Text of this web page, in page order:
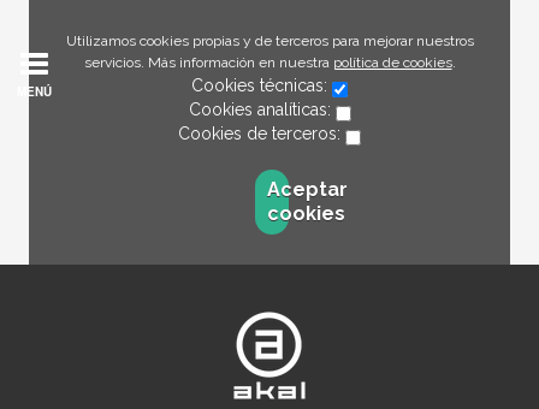
Utilizamos cookies propias y de terceros para mejorar nuestros
servicios. Más información en nuestra política de cookies.
Cookies técnicas:
Cookies analíticas:
Cookies de terceros:
Aceptar
cookies
MENÚ